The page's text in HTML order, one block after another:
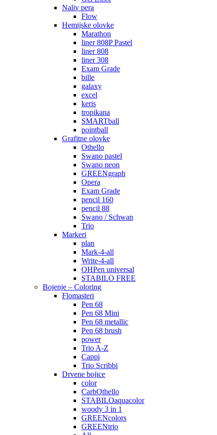
Naliv pera
Flow
Hemijske olovke
Marathon
liner 808P Pastel
liner 808
liner 308
Exam Grade
bille
galaxy
excel
keris
tropikana
SMARTball
pointball
Grafitne olovke
Othello
Swano pastel
Swano neon
GREENgraph
Opera
Exam Grade
pencil 160
pencil 88
Swano / Schwan
Trio
Markeri
plan
Mark-4-all
Write-4-all
OHPen universal
STABILO FREE
Bojenje – Coloring
Flomasteri
Pen 68
Pen 68 Mini
Pen 68 metallic
Pen 68 brush
power
Trio A-Z
Cappi
Trio Scribbi
Drvene bojice
color
CarbOthello
STABILOaquacolor
woody 3 in 1
GREENcolors
GREENtrio